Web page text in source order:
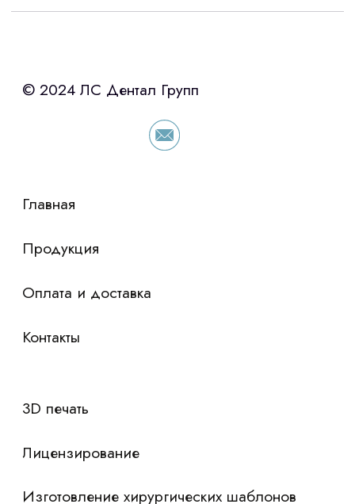
Интересует лизинг?
«Уралпромлизинг» подберем выгодные
условия по лизингу оборудования,
просто оставьте контакты чтобы мы
сориентировали по условиям